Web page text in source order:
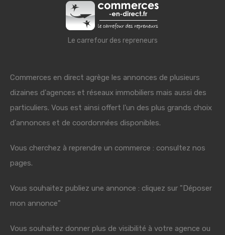
Le carrefour des repreneurs
Commerces en direct agrège les annonces de plusieurs
dizaines d'agences et réseaux immobiliers mais aussi des
particuliers. Vous est ainsi offert l'un des plus grands choix
d'annonces et de coordonnées disponibles.
Vous cherchez à reprendre un commerce : consultez nos
pages.
Vous souhaitez publiez une annonce : cliquez sur "Déposer
mon annonce"
Vous souhaitez donner plus de visibilité à votre agence ou